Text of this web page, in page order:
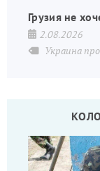
Грузия не
2.08.2026
Украина